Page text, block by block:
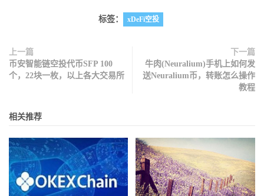
标签： xDeFi空投
上一篇
币安智能链空投代币SFP 100
个，22块一枚，以上各大交易所
下一篇
牛肉(Neuralium)手机上如何发
送Neuralium币，转账怎么操作
教程
相关推荐